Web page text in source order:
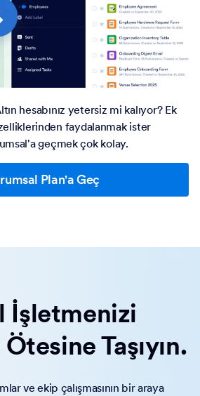
hesabınız yetersiz mi kalıyor? Ek
faydalanmak ister
geçmek çok kolay.
Plan'a Geç
İşletmenizi
Ötesine Taşıyın.
ve ekip çalışmasının bir araya